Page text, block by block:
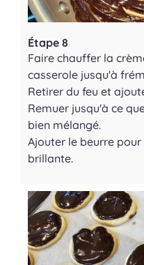
Étape 8
Faire chauffer la
casserole jusqu'à
Retirer du feu et
Remuer jusqu'à ce
bien mélangé.
Ajouter le beurre
brillante.